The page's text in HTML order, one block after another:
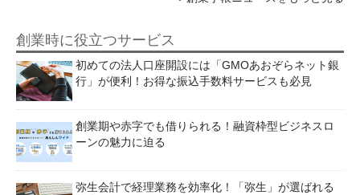
創業時に役立つサービス
初めての法人口座開設には「GMOあおぞらネット銀
行」が便利！お得な振込手数料サービスも必見
創業期や赤字でも借りられる！融資枠型ビジネスロ
ーンの魅力に迫る
弥生会計で経理業務を効率化！「弥生」が選ばれる